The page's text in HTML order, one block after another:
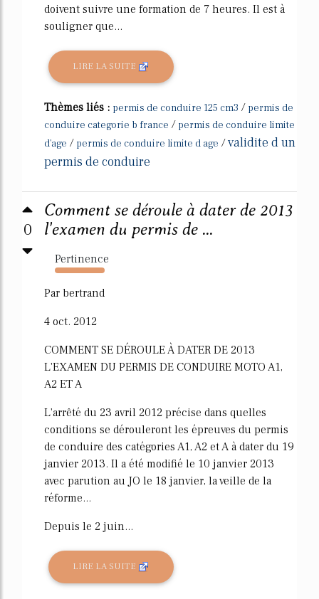
doivent suivre une formation de 7 heures. Il est à
souligner que...
LIRE LA SUITE
Thèmes liés : permis de conduire 125 cm3 / permis de
conduire categorie b france / permis de conduire limite
d'age / permis de conduire limite d age /validite d un
permis de conduire
0
Comment se déroule à dater de 2013
l'examen du permis de ...
Pertinence
2447%
Par bertrand
4 oct. 2012
COMMENT SE DÉROULE À DATER DE 2013
L'EXAMEN DU PERMIS DE CONDUIRE MOTO A1,
A2 ET A
L'arrêté du 23 avril 2012 précise dans quelles
conditions se dérouleront les épreuves du permis
de conduire des catégories A1, A2 et A à dater du 19
janvier 2013. Il a été modifié le 10 janvier 2013
avec parution au JO le 18 janvier, la veille de la
réforme...
Depuis le 2 juin...
LIRE LA SUITE